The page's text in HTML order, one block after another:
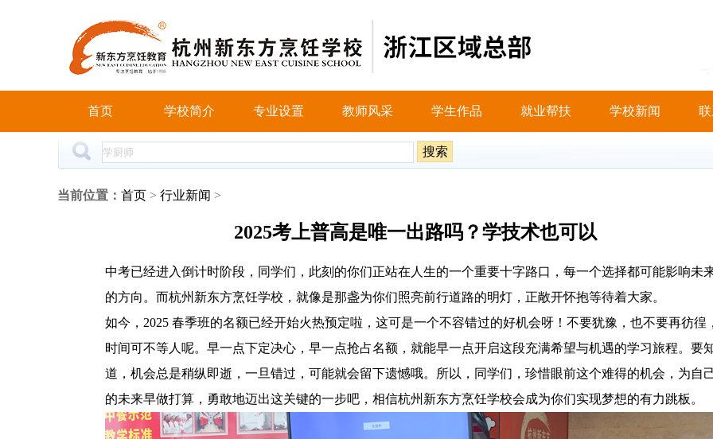
首页 学校简介 专业设置 教师风采 学生作品 就业帮扶 学校新闻
当前位置： 首页 > 行业新闻 >
2025考上普高是唯一出路吗？学技术也可以
中考已经进入倒计时阶段，同学们，此刻的你们正站在人生的一个重要十字路口，每一个选择都可能影响未
的方向。而杭州新东方烹饪学校，就像是那盏为你们照亮前行道路的明灯，正敞开怀抱等待着大家。
如今，2025 春季班的名额已经开始火热预定啦，这可是一个不容错过的好机会呀！不要犹豫，也不要再彷徨
时间可不等人呢。早一点下定决心，早一点抢占名额，就能早一点开启这段充满希望与机遇的学习旅程。要
道，机会总是稍纵即逝，一旦错过，可能就会留下遗憾哦。所以，同学们，珍惜眼前这个难得的机会，为自
的未来早做打算，勇敢地迈出这关键的一步吧，相信杭州新东方烹饪学校会成为你们实现梦想的有力跳板。